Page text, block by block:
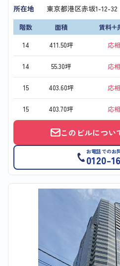
所在地
東京都港区赤坂1-12-32
階数 面積 賃料+
14
411.50坪 応
14 55.30坪 応
15 403.60坪 応
15 403.70坪 応
このビルについ
お電話でのお
0120-